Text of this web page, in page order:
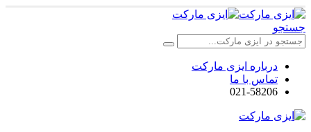
جستجو
درباره ایزی مارکت
تماس با ما
021-58206